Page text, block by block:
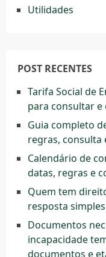
Utilidades
POST RECENTES
Tarifa Social de
para consultar
Guia completo
regras, consulta
Calendário de
datas, regras e
Quem tem
resposta
Documentos
incapacidade
documentos e